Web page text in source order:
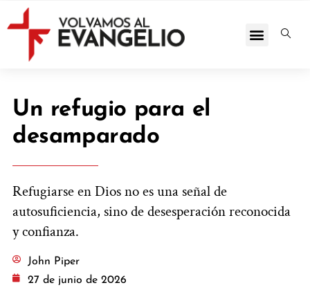
Un refugio para el
desamparado
Refugiarse en Dios no es una señal de
autosuficiencia, sino de desesperación reconocida
y confianza.
John Piper
27 de junio de 2026